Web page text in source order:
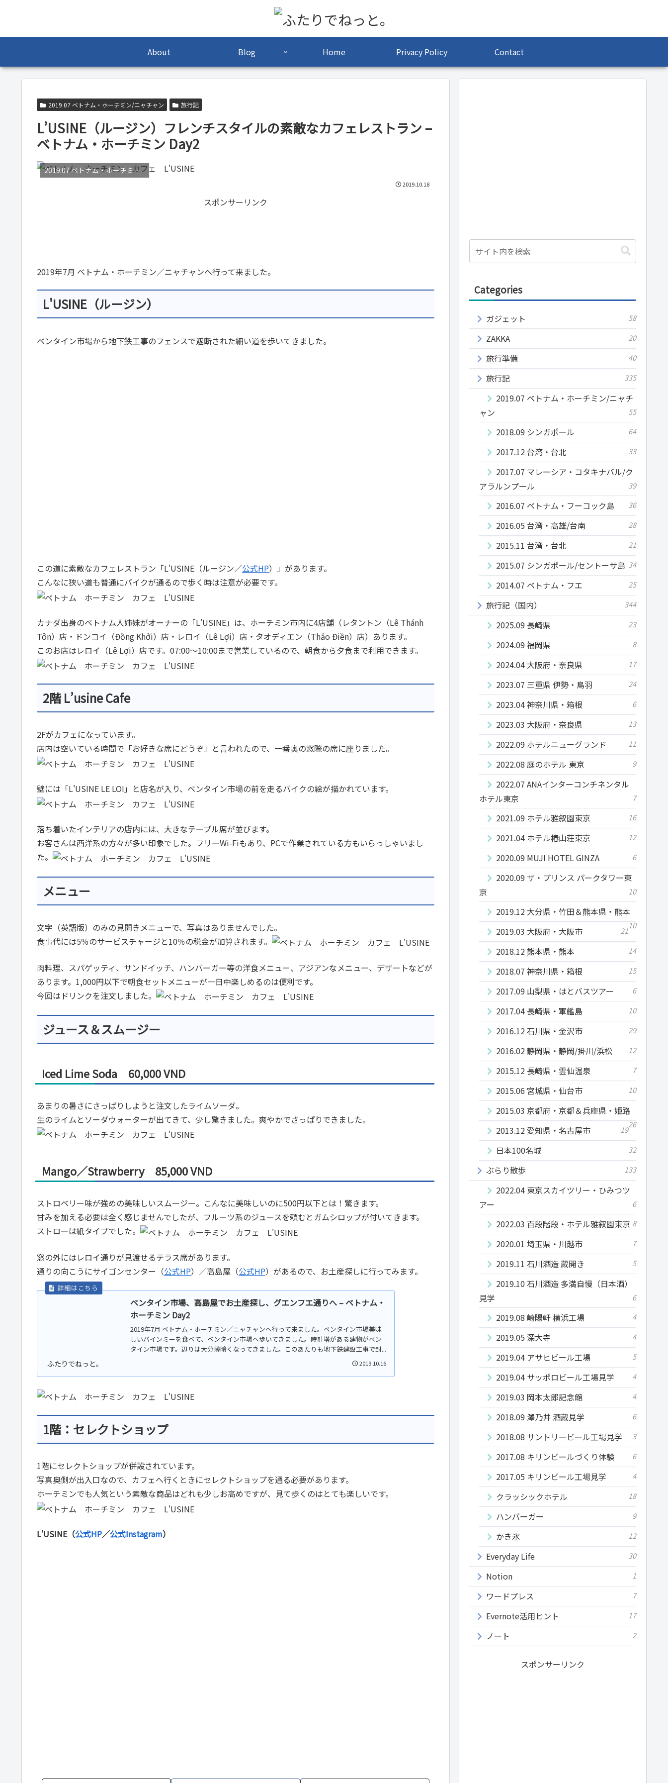
About Blog Home Privacy Policy Contact
2019.07 ベトナム・ホーチミン/ニャチャン 旅行記
L’USINE（ルージン）フレンチスタイルの素敵なカフェレストラン –
ベトナム・ホーチミン Day2
2019.07 ベトナム・ホーチミン/ニャチャン
2019.10.18
スポンサーリンク
2019年7月 ベトナム・ホーチミン／ニャチャンへ行って来ました。
L'USINE（ルージン）
ベンタイン市場から地下鉄工事のフェンスで遮断された細い道を歩いてきました。
この道に素敵なカフェレストラン「L'USINE（ルージン／公式HP）」があります。
こんなに狭い道も普通にバイクが通るので歩く時は注意が必要です。
カナダ出身のベトナム人姉妹がオーナーの「L’USINE」は、ホーチミン市内に4店舗（レタントン（Lê Thánh
Tôn）店・ドンコイ（Đồng Khởi）店・レロイ（Lê Lợi）店・タオディエン（Thảo Điền）店）あります。
このお店はレロイ（Lê Lợi）店です。07:00～10:00まで営業しているので、朝食から夕食まで利用できます。
2階 L’usine Cafe
2Fがカフェになっています。
店内は空いている時間で「お好きな席にどうぞ」と言われたので、一番奥の窓際の席に座りました。
壁には「L'USINE LE LOI」と店名が入り、ベンタイン市場の前を走るバイクの絵が描かれています。
落ち着いたインテリアの店内には、大きなテーブル席が並びます。
お客さんは西洋系の方々が多い印象でした。フリーWi-Fiもあり、PCで作業されている方もいらっしゃいまし
た。
メニュー
文字（英語版）のみの見開きメニューで、写真はありませんでした。
食事代には5％のサービスチャージと10％の税金が加算されます。
肉料理、スパゲッティ、サンドイッチ、ハンバーガー等の洋食メニュー、アジアンなメニュー、デザートなどが
あります。1,000円以下で朝食セットメニューが一日中楽しめるのは便利です。
今回はドリンクを注文しました。
ジュース＆スムージー
Iced Lime Soda 60,000 VND
あまりの暑さにさっぱりしようと注文したライムソーダ。
生のライムとソーダウォーターが出てきて、少し驚きました。爽やかでさっぱりできました。
Mango／Strawberry 85,000 VND
ストロベリー味が強めの美味しいスムージー。こんなに美味しいのに500円以下とは！驚きます。
甘みを加える必要は全く感じませんでしたが、フルーツ系のジュースを頼むとガムシロップが付いてきます。
ストローは紙タイプでした。
窓の外にはレロイ通りが見渡せるテラス席があります。
通りの向こうにサイゴンセンター（公式HP）／高島屋（公式HP）があるので、お土産探しに行ってみます。
ベンタイン市場、高島屋でお土産探し、グエンフエ通りへ – ベトナム・
ホーチミン Day2
2019年7月 ベトナム・ホーチミン／ニャチャンへ行って来ました。ベンタイン市場美味
しいバインミーを食べて、ベンタイン市場へ歩いてきました。時計塔がある建物がベン
タイン市場です。辺りは大分薄暗くなってきました。このあたりも地下鉄建設工事で封...
2019.10.16
1階：セレクトショップ
1階にセレクトショップが併設されています。
写真奥側が出入口なので、カフェへ行くときにセレクトショップを通る必要があります。
ホーチミンでも人気という素敵な商品はどれも少しお高めですが、見て歩くのはとても楽しいです。
L'USINE（公式HP／公式Instagram）
Categories
ガジェット 58
ZAKKA 20
旅行準備 40
旅行記 335
2019.07 ベトナム・ホーチミン/ニャチ
ャン
55
2018.09 シンガポール 64
2017.12 台湾・台北 33
2017.07 マレーシア・コタキナバル/ク
アラルンプール
39
2016.07 ベトナム・フーコック島 36
2016.05 台湾・高雄/台南 28
2015.11 台湾・台北 21
2015.07 シンガポール/セントーサ島 34
2014.07 ベトナム・フエ 25
旅行記（国内） 344
2025.09 長崎県 23
2024.09 福岡県 8
2024.04 大阪府・奈良県 17
2023.07 三重県 伊勢・鳥羽 24
2023.04 神奈川県・箱根 6
2023.03 大阪府・奈良県 13
2022.09 ホテルニューグランド 11
2022.08 庭のホテル 東京 9
2022.07 ANAインターコンチネンタル
ホテル東京
7
2021.09 ホテル雅叙園東京 16
2021.04 ホテル椿山荘東京 12
2020.09 MUJI HOTEL GINZA 6
2020.09 ザ・プリンス パークタワー東
京
10
2019.12 大分県・竹田＆熊本県・熊本
10
2019.03 大阪府・大阪市 21
2018.12 熊本県・熊本 14
2018.07 神奈川県・箱根 15
2017.09 山梨県・はとバスツアー 6
2017.04 長崎県・軍艦島 10
2016.12 石川県・金沢市 29
2016.02 静岡県・静岡/掛川/浜松 12
2015.12 長崎県・雲仙温泉 7
2015.06 宮城県・仙台市 10
2015.03 京都府・京都＆兵庫県・姫路
26
2013.12 愛知県・名古屋市 19
日本100名城 32
ぶらり散歩 133
2022.04 東京スカイツリー・ひみつツ
アー
6
2022.03 百段階段・ホテル雅叙園東京 8
2020.01 埼玉県・川越市 7
2019.11 石川酒造 蔵開き 5
2019.10 石川酒造 多満自慢（日本酒）
見学
6
2019.08 崎陽軒 横浜工場 4
2019.05 深大寺 4
2019.04 アサヒビール工場 5
2019.04 サッポロビール工場見学 4
2019.03 岡本太郎記念館 4
2018.09 澤乃井 酒蔵見学 6
2018.08 サントリービール工場見学 3
2017.08 キリンビールづくり体験 6
2017.05 キリンビール工場見学 4
クラッシックホテル 18
ハンバーガー 9
かき氷 12
Everyday Life 30
Notion 1
ワードプレス 7
Evernote活用ヒント 17
ノート 2
スポンサーリンク